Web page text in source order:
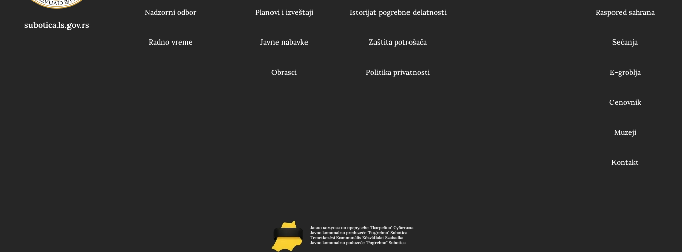
subotica.ls.gov.rs
Nadzorni odbor
Radno vreme
Planovi i izveštaji
Javne nabavke
Obrasci
Istorijat pogrebne delatnosti
Zaštita potrošača
Politika privatnosti
Raspored sahrana
Sećanja
E-groblja
Cenovnik
Muzeji
Kontakt